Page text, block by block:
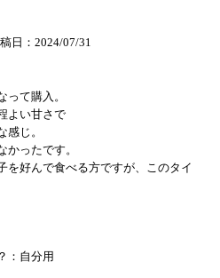
日：2024/07/31
って購入。
よい甘さで
じ。
ったです。
を好んで食べる方ですが、このタイ
：自分用